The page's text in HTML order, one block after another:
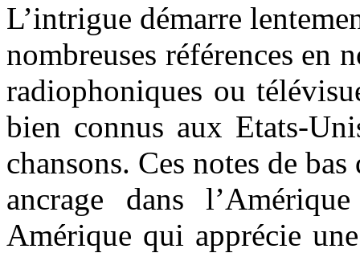
L’intrigue démarre
nombreuses références en
radiophoniques ou
bien connus aux Etats-
chansons. Ces notes de
ancrage dans
Amérique qui apprécie